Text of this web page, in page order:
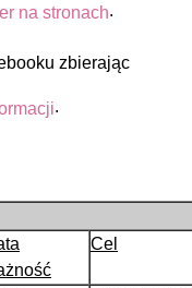
na stronach.
zbierając
.
Cel